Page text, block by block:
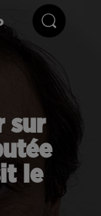
sur
le